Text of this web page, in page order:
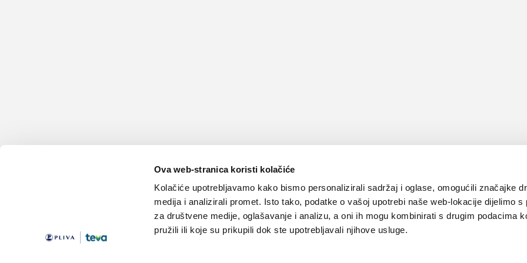
Ova web-stranica koristi kolačiće
Kolačiće upotrebljavamo kako bismo personalizirali sadržaj i oglase, omogućili značajke
medija i analizirali promet. Isto tako, podatke o vašoj upotrebi naše web-lokacije dijelimo s
za društvene medije, oglašavanje i analizu, a oni ih mogu kombinirati s drugim podacima
pružili ili koje su prikupili dok ste upotrebljavali njihove usluge.